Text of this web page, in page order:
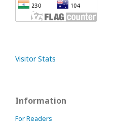
Visitor Stats
Information
For Readers